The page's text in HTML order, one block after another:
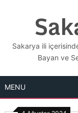
Sakarya ili
Bayan ve
MENU